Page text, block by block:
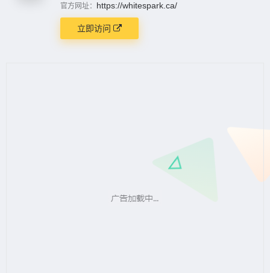
官方网址： https://whitespark.ca/
立即访问